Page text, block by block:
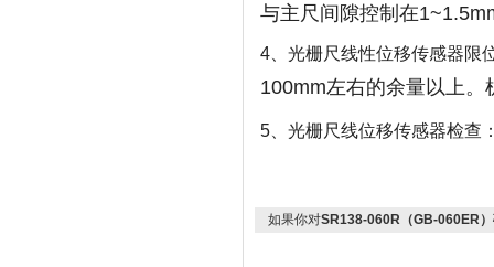
与主尺间隙控制在
4、光栅尺线性位移传感器限
100mm左右的余量以上
5、光栅尺线位移传感器检查
如果你对SR138-060R（GB-060ER